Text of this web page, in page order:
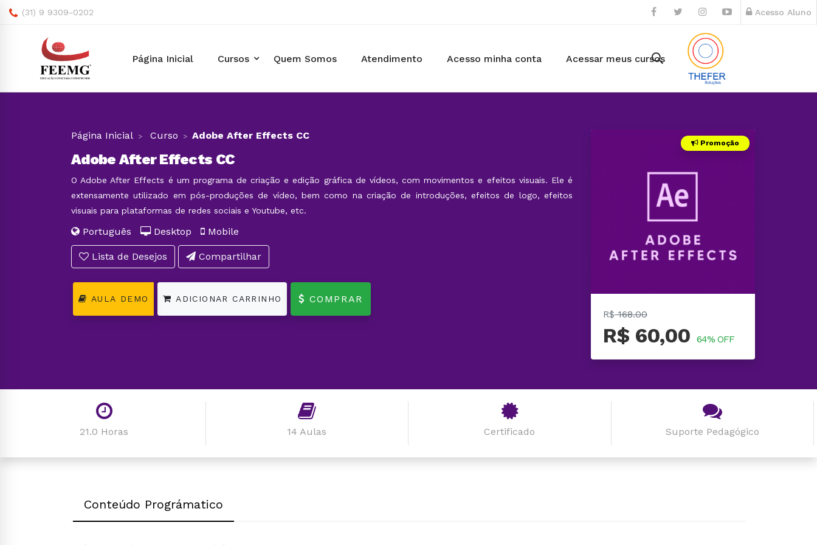
(31) 9 9309-0202 Acesso Aluno
Página Inicial Cursos Quem Somos Atendimento Acesso minha conta Acessar meus cursos
Página Inicial Curso Adobe After Effects CC
Adobe After Effects CC
O Adobe After Effects é um programa de criação e edição gráfica de vídeos, com movimentos e efeitos visuais. Ele é
extensamente utilizado em pós-produções de vídeo, bem como na criação de introduções, efeitos de logo, efeitos
visuais para plataformas de redes sociais e Youtube, etc.
Português Desktop Mobile
Lista de Desejos Compartilhar
AULA DEMO ADICIONAR CARRINHO COMPRAR
Promoção
R$168.00
R$ 60,00 64% OFF
21.0 Horas 14 Aulas Certificado Suporte Pedagógico
Conteúdo Prográmatico